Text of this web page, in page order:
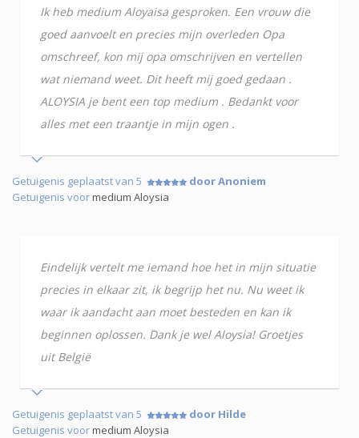
Ik heb medium Aloyaisa gesproken. Een vrouw die
goed aanvoelt en precies mijn overleden Opa
omschreef, kon mij opa omschrijven en vertellen
wat niemand weet. Dit heeft mij goed gedaan .
ALOYSIA je bent een top medium . Bedankt voor
alles met een traantje in mijn ogen .
Getuigenis geplaatst van 5
door Anoniem
Getuigenis voormedium Aloysia
Eindelijk vertelt me iemand hoe het in mijn situatie
precies in elkaar zit, ik begrijp het nu. Nu weet ik
waar ik aandacht aan moet besteden en kan ik
beginnen oplossen. Dank je wel Aloysia! Groetjes
uit België
Getuigenis geplaatst van 5
door Hilde
Getuigenis voormedium Aloysia